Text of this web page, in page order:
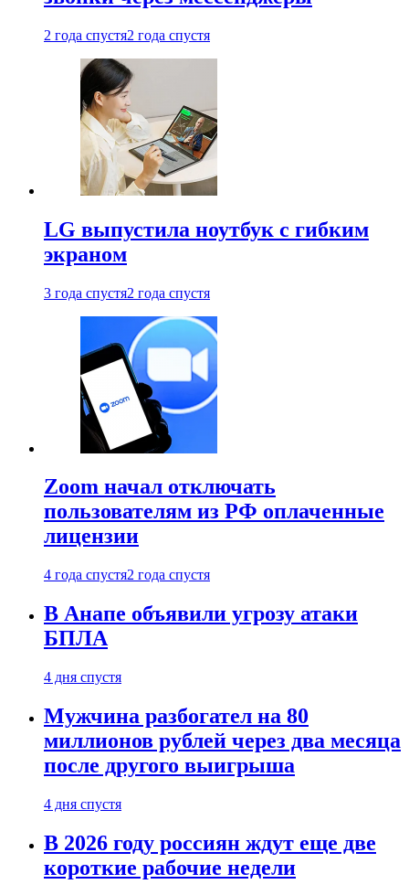
2 года спустя2 года спустя
LG выпустила ноутбук с гибким
экраном
3 года спустя2 года спустя
Zoom начал отключать
пользователям из РФ оплаченные
лицензии
4 года спустя2 года спустя
В Анапе объявили угрозу атаки
БПЛА
4 дня спустя
Мужчина разбогател на 80
миллионов рублей через два месяца
после другого выигрыша
4 дня спустя
В 2026 году россиян ждут еще две
короткие рабочие недели